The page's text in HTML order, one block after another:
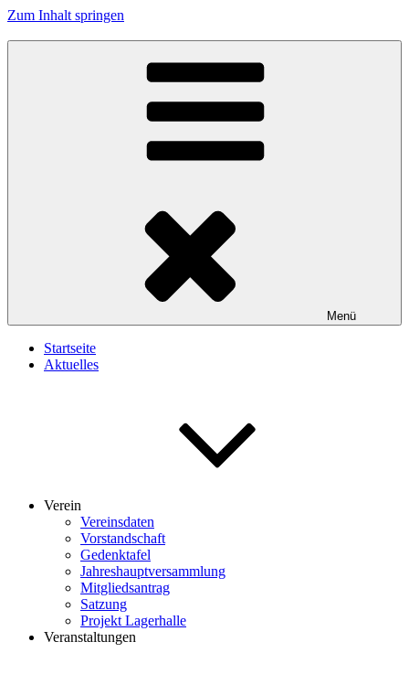
Zum Inhalt springen
Reservistenkameradschaft Wallersdorf e.V.
Menü
Startseite
Aktuelles
Verein
Vereinsdaten
Vorstandschaft
Gedenktafel
Jahreshauptversammlung
Mitgliedsantrag
Satzung
Projekt Lagerhalle
Veranstaltungen